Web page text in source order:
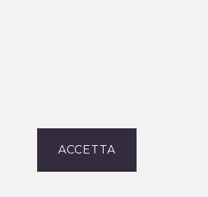
ACCETTA